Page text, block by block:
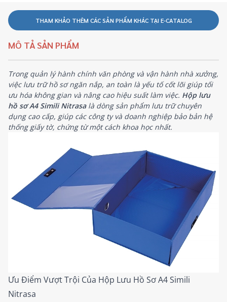
THAM KHẢO THÊM CÁC SẢN PHẨM KHÁC TẠI E-CATALOG
MÔ TẢ SẢN PHẨM
Trong quản lý hành chính văn phòng và vận hành nhà xưởng,
việc lưu trữ hồ sơ ngăn nắp, an toàn là yếu tố cốt lõi giúp tối
ưu hóa không gian và nâng cao hiệu suất làm việc. Hộp lưu
hồ sơ A4 Simili Nitrasalà dòng sản phẩm lưu trữ chuyên
dụng cao cấp, giúp các công ty và doanh nghiệp bảo bản hệ
thống giấy tờ, chứng từ một cách khoa học nhất.
Ưu Điểm Vượt Trội Của Hộp Lưu Hồ Sơ A4 Simili
Nitrasa